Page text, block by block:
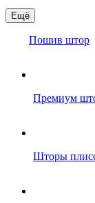
Ещё
Пошив штор
Премиум
Шторы